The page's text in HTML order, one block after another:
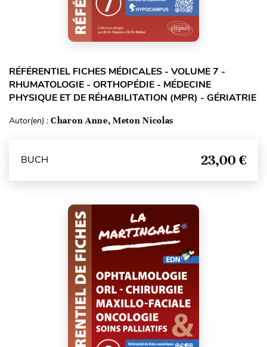
RÉFÉRENTIEL FICHES MÉDICALES - VOLUME 7 -
RHUMATOLOGIE - ORTHOPÉDIE - MÉDECINE
PHYSIQUE ET DE RÉHABILITATION (MPR) - GÉRIATRIE
Autor(en) : Charon Anne, Meton Nicolas
BUCH 23,00 €